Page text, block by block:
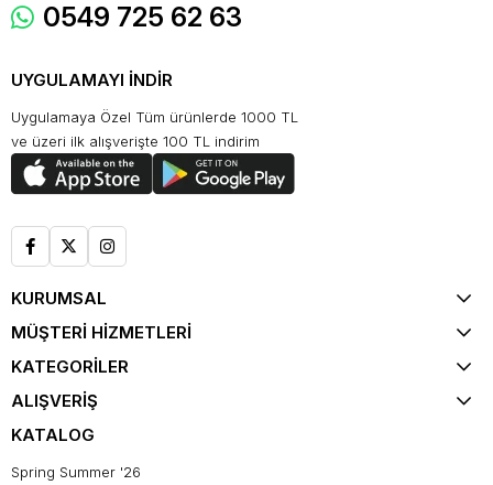
0549 725 62 63
UYGULAMAYI İNDİR
Uygulamaya Özel Tüm ürünlerde 1000 TL
ve üzeri ilk alışverişte 100 TL indirim
KURUMSAL
MÜŞTERİ HİZMETLERİ
KATEGORİLER
ALIŞVERİŞ
KATALOG
Spring Summer '26